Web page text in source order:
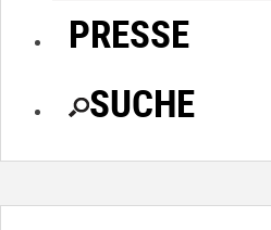
PRESSE
SUCHE